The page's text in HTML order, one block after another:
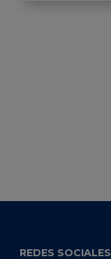
REDES SOCIALES